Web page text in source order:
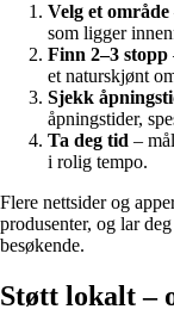
Velg et område
som ligger
Finn 2–3 stopp
et naturskjønt
Sjekk
åpningstider,
Ta deg tid –
i rolig tempo.
Flere nettsider og
produsenter, og lar
besøkende.
Støtt lokalt –